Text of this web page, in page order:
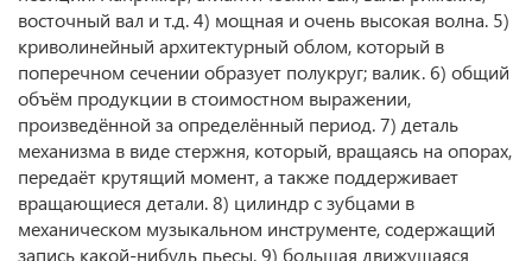
восточный вал и т.д. 4) мощная и очень высокая волна. 5)
криволинейный архитектурный облом, который в
поперечном сечении образует полукруг; валик. 6) общий
объём продукции в стоимостном выражении,
произведённой за определённый период. 7) деталь
механизма в виде стержня, который, вращаясь на опорах,
передаёт крутящий момент, а также поддерживает
вращающиеся детали. 8) цилиндр с зубцами в
механическом музыкальном инструменте, содержащий
запись какой-нибудь пьесы. 9) большая движущаяся